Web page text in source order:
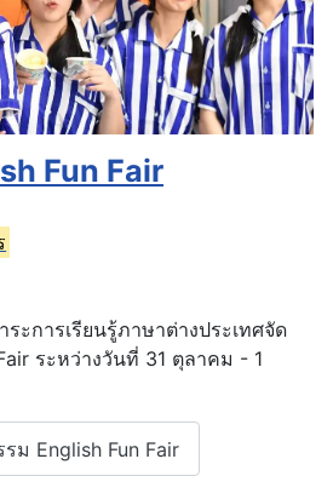
Fun Fair
ระการเรียนรู้ภาษาต่างประเทศจัด
ระหว่างวันที่ 31 ตุลาคม - 1
ม English Fun Fair